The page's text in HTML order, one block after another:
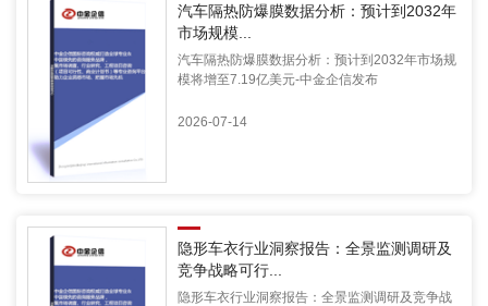
汽车隔热防爆膜数据分析：预计到2032年
市场规模...
汽车隔热防爆膜数据分析：预计到2032年市场规
模将增至7.19亿美元-中金企信发布
2026-07-14
隐形车衣行业洞察报告：全景监测调研及
竞争战略可行...
隐形车衣行业洞察报告：全景监测调研及竞争战